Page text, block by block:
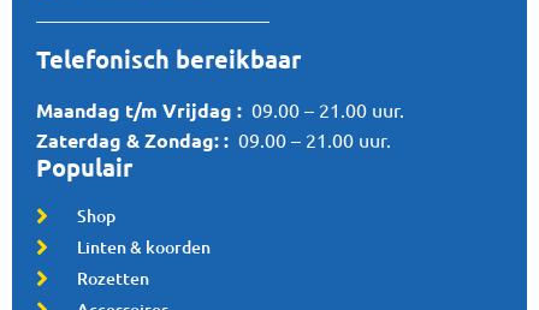
Telefonisch bereikbaar
Maandag t/m Vrijdag : 09.00 – 21.00 uur.
Zaterdag &Zondag:: 09.00 – 21.00 uur.
Populair
Shop
Linten & koorden
Rozetten